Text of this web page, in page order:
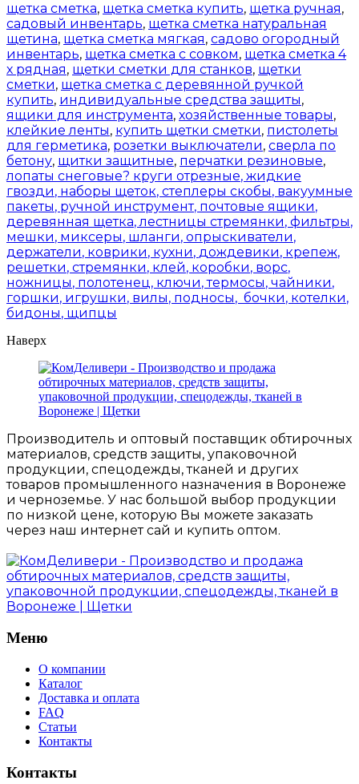
щетка сметка, щетка сметка купить, щетка ручная,
садовый инвентарь, щетка сметка натуральная
щетина, щетка сметка мягкая, садово огородный
инвентарь, щетка сметка с совком, щетка сметка 4
х рядная, щетки сметки для станков, щетки
сметки, щетка сметка с деревянной ручкой
купить, индивидуальные средства защиты,
ящики для инструмента, хозяйственные товары,
клейкие ленты, купить щетки сметки, пистолеты
для герметика, розетки выключатели, сверла по
бетону, щитки защитные, перчатки резиновые,
лопаты снеговые? круги отрезные, жидкие
гвозди, наборы щеток, степлеры скобы, вакуумные
пакеты, ручной инструмент, почтовые ящики,
деревянная щетка,лестницы стремянки, фильтры,
мешки, миксеры, шланги, опрыскиватели,
держатели, коврики, кухни, дождевики, крепеж,
решетки, стремянки, клей, коробки, ворс,
ножницы, полотенец, ключи,термосы, чайники,
горшки, игрушки, вилы, подносы, бочки, котелки,
бидоны, щипцы
Наверх
Производитель и оптовый поставщик обтирочных
материалов, средств защиты, упаковочной
продукции, спецодежды, тканей и других
товаров промышленного назначения в Воронеже
и черноземье. У нас большой выбор продукции
по низкой цене, которую Вы можете заказать
через наш интернет сай и купить оптом.
Меню
О компании
Каталог
Доставка и оплата
FAQ
Статьи
Контакты
Контакты